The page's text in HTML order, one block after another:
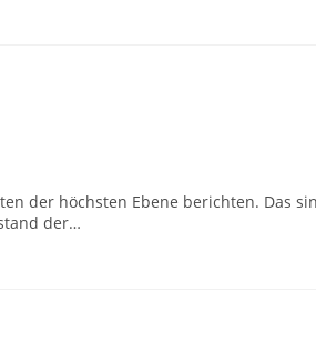
der höchsten Ebene berichten. Das
der…